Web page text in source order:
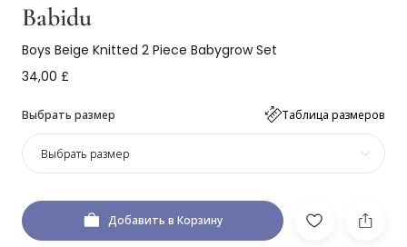
Babidu
Boys Beige Knitted 2 Piece Babygrow Set
34,00 £
Выбрать размер Таблица размеров
Выбрать размер
Добавить в Корзину